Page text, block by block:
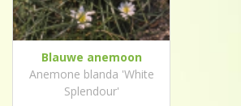
Blauwe anemoon
Anemone blanda 'White
Splendour'